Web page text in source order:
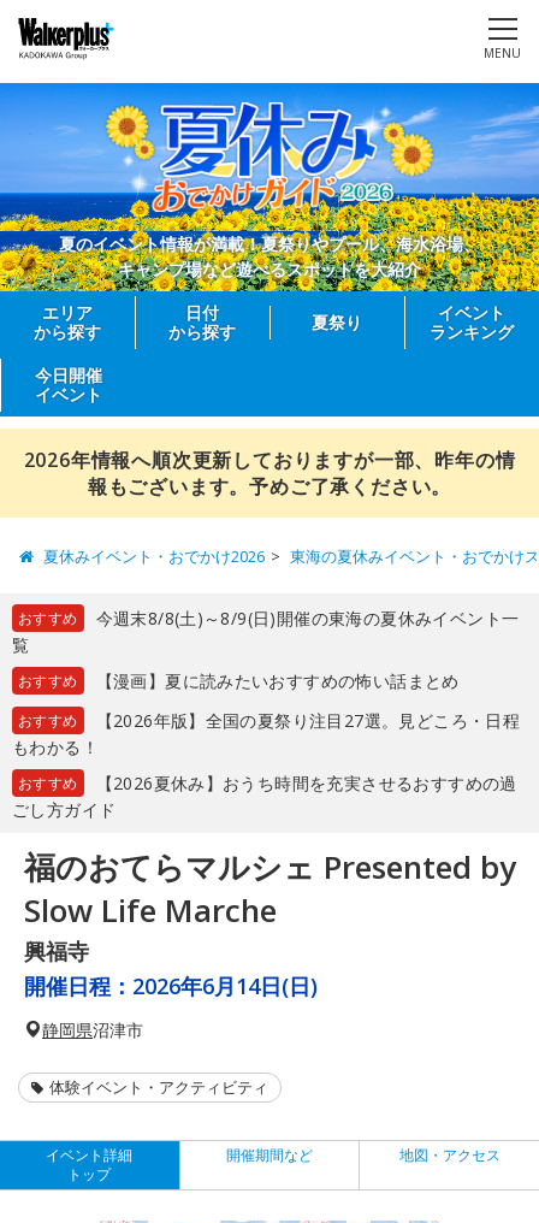
MENU
夏のイベント情報が満載！夏祭りやプール、海水浴場、
キャンプ場など遊べるスポットを大紹介
エリア
から探す
日付
から探す
夏祭り
イベント
ランキング
今日開催
イベント
2026年情報へ順次更新しておりますが一部、昨年の情
報もございます。予めご了承ください。
夏休みイベント・おでかけ2026 東海の夏休みイベント・おでかけ
おすすめ
今週末8/8(土)～8/9(日)開催の東海の夏休みイベント一
覧
おすすめ 【漫画】夏に読みたいおすすめの怖い話まとめ
おすすめ
【2026年版】全国の夏祭り注目27選。見どころ・日程
もわかる！
おすすめ
【2026夏休み】おうち時間を充実させるおすすめの過
ごし方ガイド
福のおてらマルシェ Presented by
Slow Life Marche
興福寺
開催日程： 2026年6月14日(日)
静岡県沼津市
体験イベント・アクティビティ
イベント詳細
トップ
開催期間など 地図・アクセス